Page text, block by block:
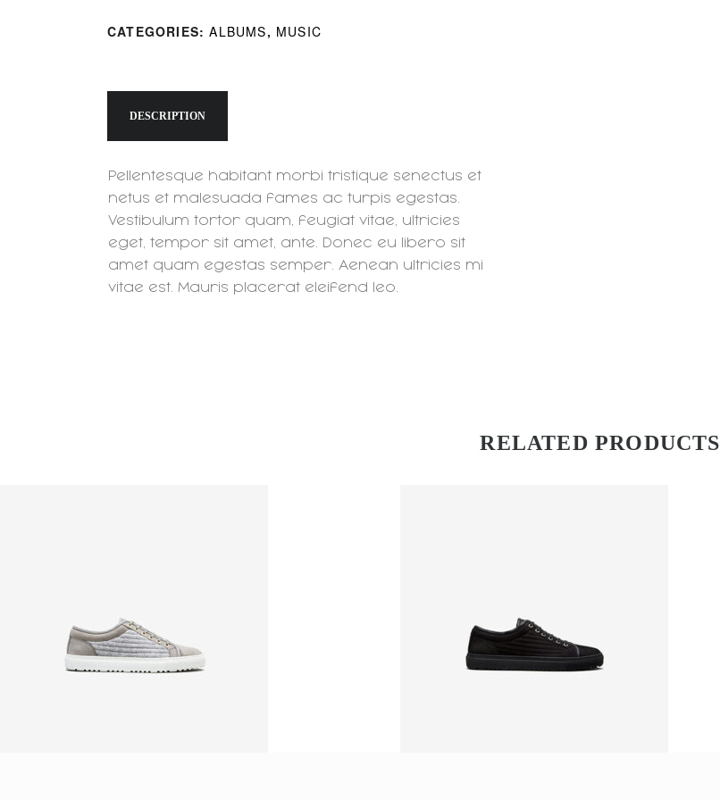
CATEGORIES:ALBUMS, MUSIC
DESCRIPTION
Pellentesque habitant morbi tristique senectus et
netus et malesuada fames ac turpis egestas.
Vestibulum tortor quam, feugiat vitae, ultricies
eget, tempor sit amet, ante. Donec eu libero sit
amet quam egestas semper. Aenean ultricies mi
vitae est. Mauris placerat eleifend leo.
RELATED PRODUCTS